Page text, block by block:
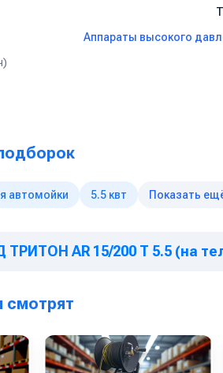
автомойках, как легкого
в т.ч. подготовка
площадок
к антикоррозионным работам,
промышленности и многое другое
Аппараты высокого
автомойки 5.5 квт Показать
ТРИТОН AR 15/200 T 5.5 (на
смотрят